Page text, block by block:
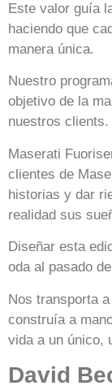
Este valor guía
haciendo que
manera única.
Nuestro
objetivo de la
nuestros clients.
Maserati
clientes de
historias y dar
realidad sus
Diseñar esta
oda al pasado
Nos transporta
construía a
vida a un único,
David